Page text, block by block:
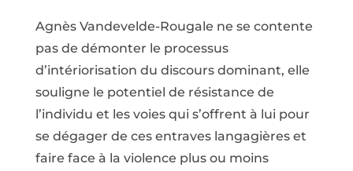
Agnès Vandevelde-Rougale ne se contente
pas de démonter le processus
d’intériorisation du discours dominant, elle
souligne le potentiel de résistance de
l’individu et les voies qui s’offrent à lui pour
se dégager de ces entraves langagières et
faire face à la violence plus ou moins